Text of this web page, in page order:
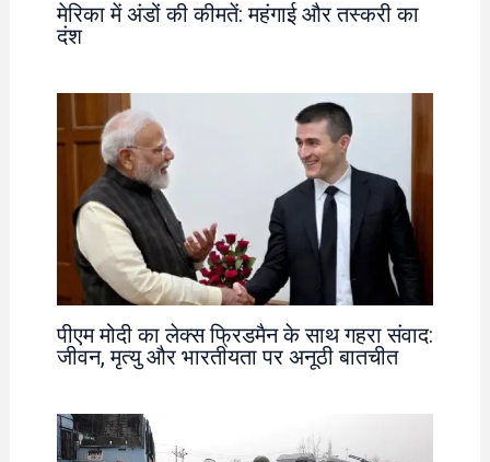
मेरिका में अंडों की कीमतें: महंगाई और तस्करी का
दंश
पीएम मोदी का लेक्स फ्रिडमैन के साथ गहरा संवाद:
जीवन, मृत्यु और भारतीयता पर अनूठी बातचीत